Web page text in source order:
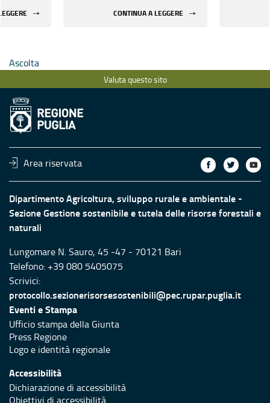
CONTINUA A LEGGERE
Ascolta
Valuta questo sito
Area riservata
Dipartimento Agricoltura, sviluppo rurale e ambientale -
Sezione Gestione sostenibile e tutela delle risorse forestali e
naturali
Lungomare N. Sauro, 45 -47 - 70121 Bari
Telefono: +39 080 5405075
Scrivici:
protocollo.sezionerisorsesostenibili@pec.rupar.puglia.it
Eventi e Stampa
Ufficio stampa della Giunta
Press Regione
Logo e identità regionale
Accessibilità
Dichiarazione di accessibilità
Obiettivi di accessibilità